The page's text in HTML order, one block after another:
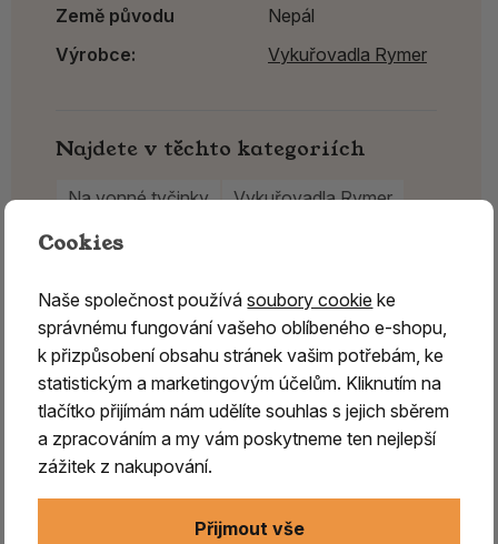
Země původu
Nepál
Výrobce:
Vykuřovadla Rymer
Najdete v těchto kategoriích
Na vonné tyčinky Vykuřovadla Rymer
Cookies
Naše společnost používásoubory cookie ke
správnému fungování vašeho oblíbeného e-shopu,
k přizpůsobení obsahu stránek vašim potřebám, ke
statistickým a marketingovým účelům. Kliknutím na
tlačítko přijímám nám udělíte souhlas s jejich sběrem
a zpracováním a my vám poskytneme ten nejlepší
zážitek z nakupování.
Přijmout vše